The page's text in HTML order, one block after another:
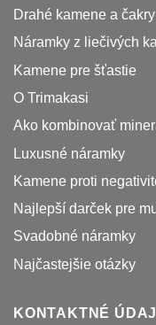
Drahé kamene a čakry
Náramky z liečivých
Kamene pre šťastie
O Trimakasi
Ako kombinovať
Luxusné náramky
Kamene proti
Najlepší darček pre
Svadobné náramky
Najčastejšie otázky
KONTAKTNÉ